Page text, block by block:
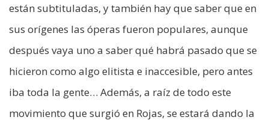
están subtituladas, y también hay que saber que en
sus orígenes las óperas fueron populares, aunque
después vaya uno a saber qué habrá pasado que se
hicieron como algo elitista e inaccesible, pero antes
iba toda la gente… Además, a raíz de todo este
movimiento que surgió en Rojas, se estará dando la